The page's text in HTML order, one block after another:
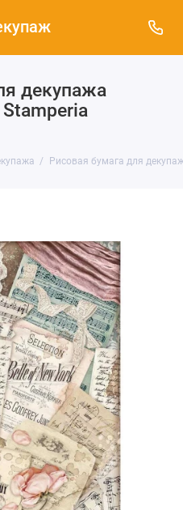
декупажа
Рисовая бумага для